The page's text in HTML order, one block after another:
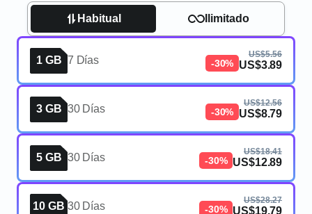
Habitual Ilimitado
1 GB 7 Días -30%
US$5.56
US$3.89
3 GB 30 Días -30%
US$12.56
US$8.79
5 GB 30 Días -30%
US$18.41
US$12.89
10 GB 30 Días -30%
US$28.27
US$19.79